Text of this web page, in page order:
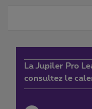
La Jupiler Pro
consultez le